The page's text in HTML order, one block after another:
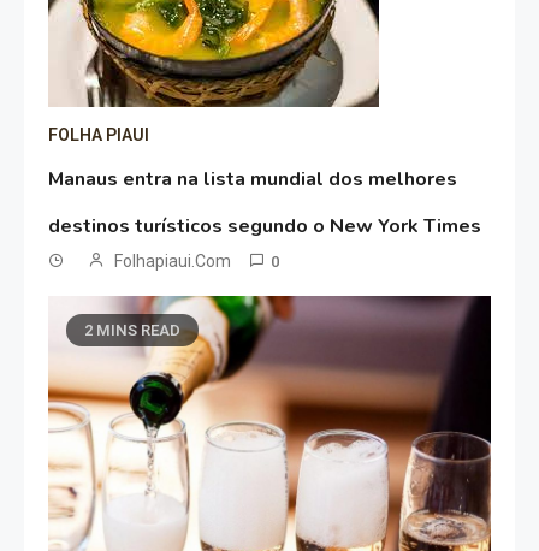
FOLHA PIAUI
Manaus entra na lista mundial dos melhores
destinos turísticos segundo o New York Times
Folhapiaui.com 0
2 MINS READ